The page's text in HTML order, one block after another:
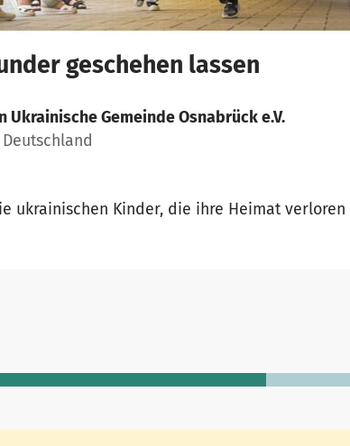
geschehen lassen
Ukrainische Gemeinde Osnabrück e.V.
ukrainischen Kinder, die ihre Heimat